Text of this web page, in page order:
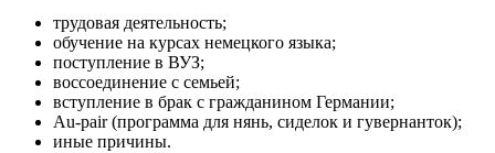
трудовая деятельность;
обучение на курсах немецкого языка;
поступление в ВУЗ;
воссоединение с семьей;
вступление в брак с гражданином Германии;
Au-pair (программа для нянь, сиделок и гувернанток);
иные причины.